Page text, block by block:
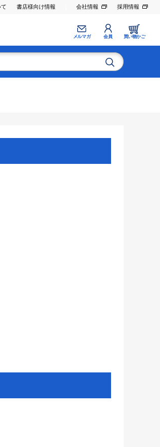
書店様向け情報 会社情報 採用情報
メルマガ 会員 買い物かご